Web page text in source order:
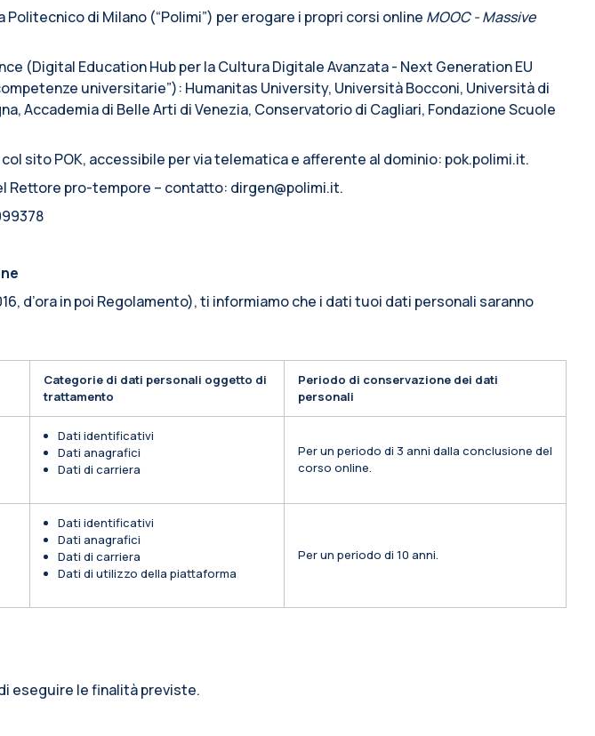
di Milano (“Polimi”) per erogare i propri corsi online MOOC - Massive
(Digital Education Hub per la Cultura Digitale Avanzata - Next Generation EU
universitarie”): Humanitas University, Università Bocconi, Università di
Accademia di Belle Arti di Venezia, Conservatorio di Cagliari, Fondazione Scuole
sito POK, accessibile per via telematica e afferente al dominio: pok.polimi.it.
Rettore pro-tempore – contatto: dirgen@polimi.it.
d’ora in poi Regolamento), ti informiamo che i dati tuoi dati personali saranno
Categorie di dati personali oggetto di
trattamento
Periodo di conservazione dei dati
personali
Dati identificativi
Dati anagrafici
Dati di carriera
Per un periodo di 3 anni dalla conclusione del
corso online.
Dati identificativi
Dati anagrafici
Dati di carriera
Dati di utilizzo della piattaforma
Per un periodo di 10 anni.
eseguire le finalità previste.